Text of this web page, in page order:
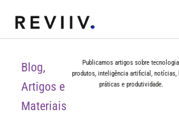
Blog,
Artigos e
Materiais
Publicamos artigos sobre
produtos, inteligência artificial, notícias,
práticas e produtividade.